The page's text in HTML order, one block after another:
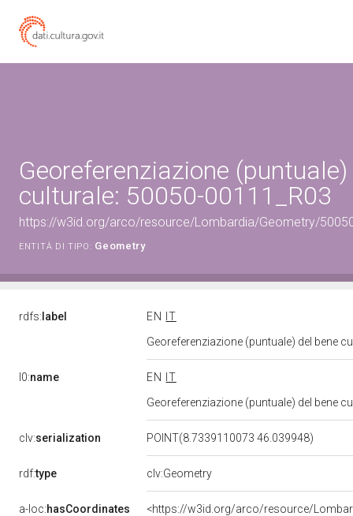
Georeferenziazione
culturale: 50050-00111_R03
https://w3id.org/arco/resource/Lombardia/Geometry/
ENTITÀ DI TIPO: Geometry
rdfs: label EN
IT
Georeferenziazione (puntuale) del bene
l0:name EN
IT
Georeferenziazione (puntuale) del bene
clv:serialization POINT(8.7339110073 46.039948)
rdf:type clv:Geometry
a-loc:hasCoordinates
<https://w3id.org/arco/resource/